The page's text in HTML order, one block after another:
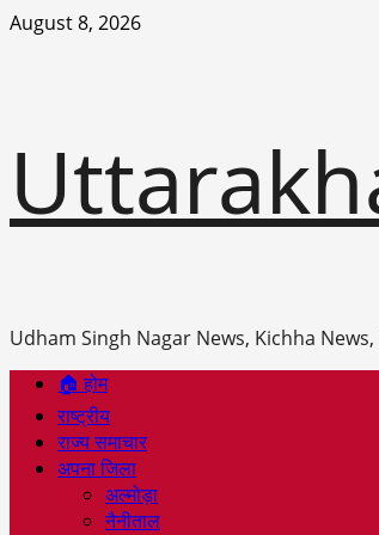
Skip
August 8, 2026
Udham Singh Nagar News, Kichha
Primary
Menu
🏠 होम
राष्ट्रीय
राज्य समाचार
अपना जिला
अल्मोड़ा
नैनीताल